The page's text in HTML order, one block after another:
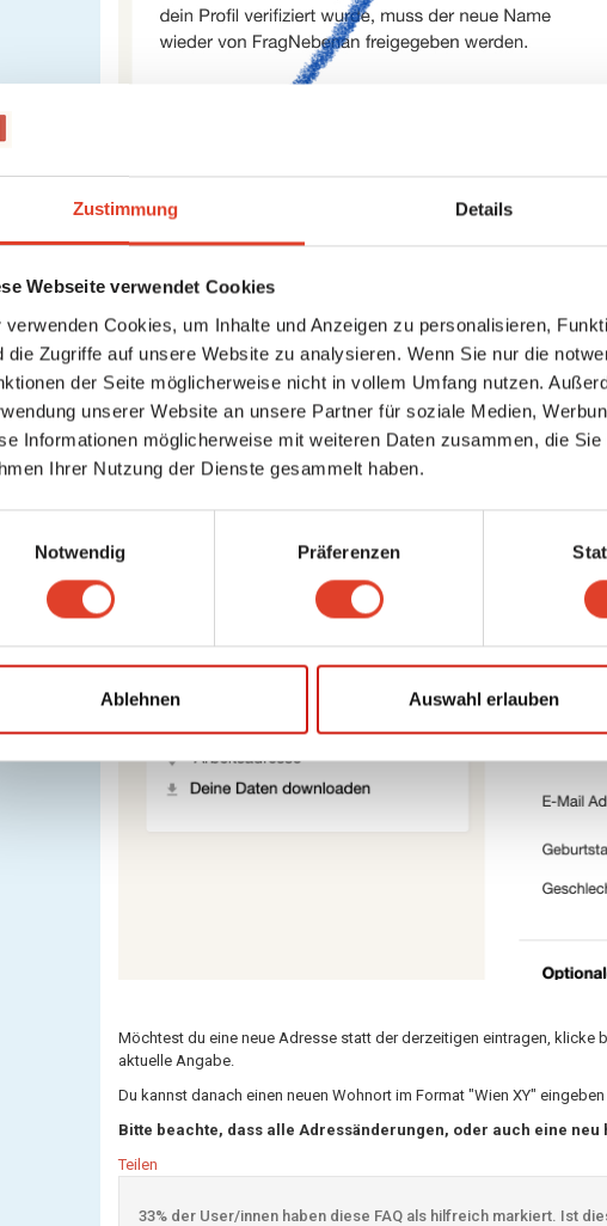
Zustimmung Details
Webseite verwendet Cookies
verwenden Cookies, um Inhalte und Anzeigen zu personalisieren,
die Zugriffe auf unsere Website zu analysieren. Wenn Sie nur die
der Seite möglicherweise nicht in vollem Umfang nutzen.
unserer Website an unsere Partner für soziale Medien,
Informationen möglicherweise mit weiteren Daten zusammen, die
Ihrer Nutzung der Dienste gesammelt haben.
Notwendig Präferenzen
Ablehnen Auswahl erlauben
PC & Laptop:Danach kannst du im Menü links im unteren Bereich
Möchtest du eine neue Adresse statt der derzeitigen eintragen,
aktuelle Angabe.
Du kannst danach einen neuen Wohnort im Format "Wien XY"
Bitte beachte, dass alle Adressänderungen, oder auch eine
Teilen
33% der User/innen haben diese FAQ als hilfreich markiert. Ist